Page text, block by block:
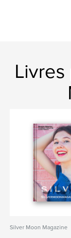
Silver Moon Magazine